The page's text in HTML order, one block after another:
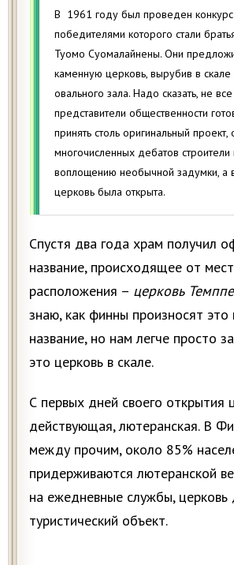
В 1961 году был проведен конкурс
победителями которого стали
Туомо Суомалайнены. Они
каменную церковь, вырубив в
овального зала. Надо сказать, не все
представители общественности
принять столь оригинальный
многочисленных дебатов строители
воплощению необычной задумки, а
церковь была открыта.
Спустя два года храм получил
название, происходящее от
расположения – церковь
знаю, как финны произносят
название, но нам легче просто
это церковь в скале.
С первых дней своего открытия
действующая, лютеранская. В
между прочим, около 85%
придерживаются лютеранской
на ежедневные службы, церковь
туристический объект.